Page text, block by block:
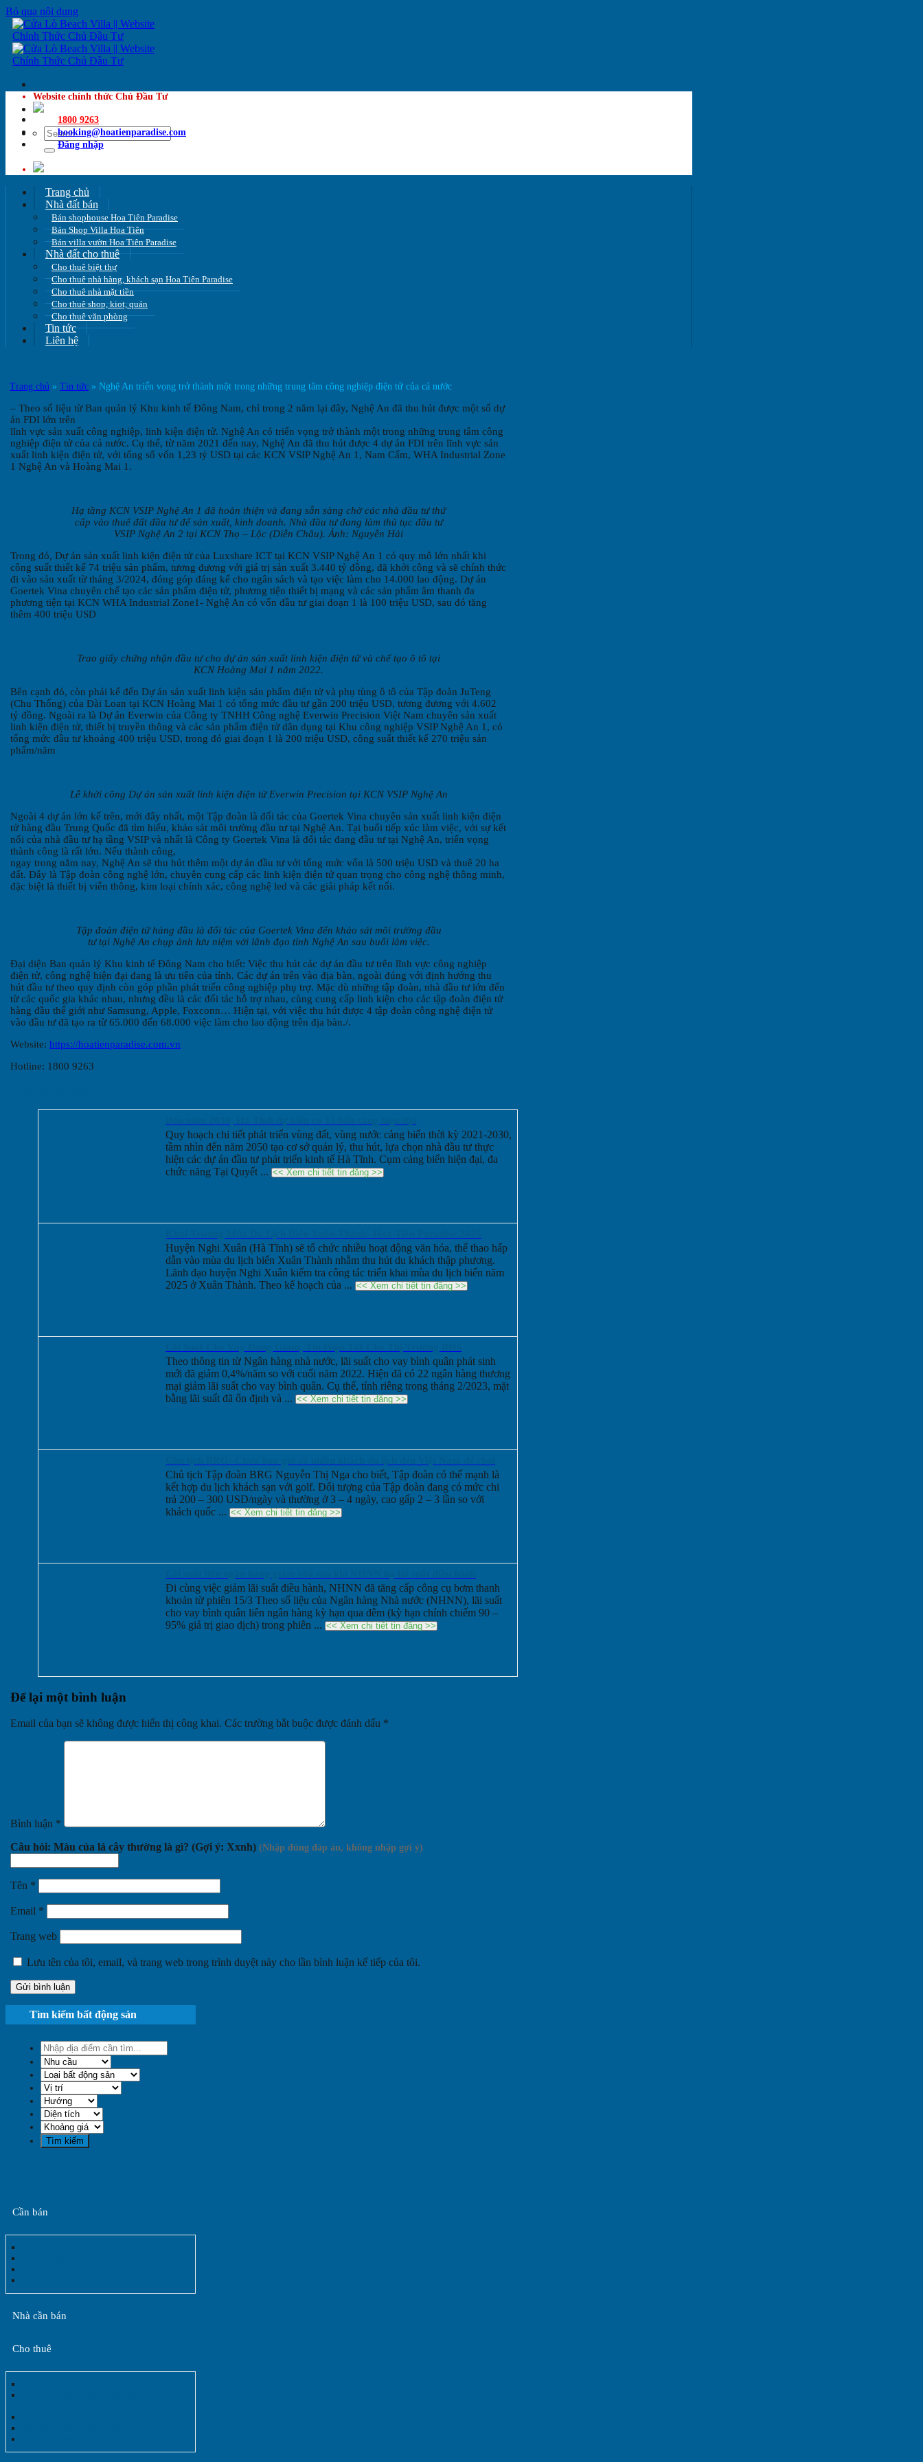
Bỏ qua nội dung
Website chính thức Chủ Đầu Tư
1800 9263
booking@hoatienparadise.com
Đăng nhập
Trang chủ
Nhà đất bán
Bán shophouse Hoa Tiên Paradise
Bán Shop Villa Hoa Tiên
Bán villa vườn Hoa Tiên Paradise
Nhà đất cho thuê
Cho thuê biệt thự
Cho thuê nhà hàng, khách sạn Hoa Tiên Paradise
Cho thuê nhà mặt tiền
Cho thuê shop, kiot, quán
Cho thuê văn phòng
Tin tức
Liên hệ
Trang chủ » Tin tức » Nghệ An triển vọng trở thành một trong những trung tâm công nghiệp điện tử của cả nước
– Theo số liệu từ Ban quản lý Khu kinh tế Đông Nam, chỉ trong 2 năm lại đây, Nghệ An đã thu hút được một số dự
án FDI lớn trên
lĩnh vực sản xuất công nghiệp, linh kiện điện tử. Nghệ An có triển vọng trở thành một trong những trung tâm công
nghiệp điện tử của cả nước. Cụ thể, từ năm 2021 đến nay, Nghệ An đã thu hút được 4 dự án FDI trên lĩnh vực sản
xuất linh kiện điện tử, với tổng số vốn 1,23 tỷ USD tại các KCN VSIP Nghệ An 1, Nam Cấm, WHA Industrial Zone
1 Nghệ An và Hoàng Mai 1.
Hạ tầng KCN VSIP Nghệ An 1 đã hoàn thiện và đang sẵn sàng chờ các nhà đầu tư thứ
cấp vào thuê đất đầu tư để sản xuất, kinh doanh. Nhà đầu tư đang làm thủ tục đầu tư
VSIP Nghệ An 2 tại KCN Thọ – Lộc (Diễn Châu). Ảnh: Nguyễn Hải
Trong đó, Dự án sản xuất linh kiện điện tử của Luxshare ICT tại KCN VSIP Nghệ An 1 có quy mô lớn nhất khi
công suất thiết kế 74 triệu sản phẩm, tương đương với giá trị sản xuất 3.440 tỷ đồng, đã khởi công và sẽ chính thức
đi vào sản xuất từ tháng 3/2024, đóng góp đáng kể cho ngân sách và tạo việc làm cho 14.000 lao động. Dự án
Goertek Vina chuyên chế tạo các sản phẩm điện tử, phương tiện thiết bị mạng và các sản phẩm âm thanh đa
phương tiện tại KCN WHA Industrial Zone1- Nghệ An có vốn đầu tư giai đoạn 1 là 100 triệu USD, sau đó tăng
thêm 400 triệu USD
Trao giấy chứng nhận đầu tư cho dự án sản xuất linh kiện điện tử và chế tạo ô tô tại
KCN Hoàng Mai 1 năm 2022.
Bên cạnh đó, còn phải kể đến Dự án sản xuất linh kiện sản phẩm điện tử và phụ tùng ô tô của Tập đoàn JuTeng
(Chu Thống) của Đài Loan tại KCN Hoàng Mai 1 có tổng mức đầu tư gần 200 triệu USD, tương đương với 4.602
tỷ đồng. Ngoài ra là Dự án Everwin của Công ty TNHH Công nghệ Everwin Precision Việt Nam chuyên sản xuất
linh kiện điện tử, thiết bị truyền thông và các sản phẩm điện tử dân dụng tại Khu công nghiệp VSIP Nghệ An 1, có
tổng mức đầu tư khoảng 400 triệu USD, trong đó giai đoạn 1 là 200 triệu USD, công suất thiết kế 270 triệu sản
phẩm/năm
Lễ khởi công Dự án sản xuất linh kiện điện tử Everwin Precision tại KCN VSIP Nghệ An
Ngoài 4 dự án lớn kể trên, mới đây nhất, một Tập đoàn là đối tác của Goertek Vina chuyên sản xuất linh kiện điện
tử hàng đầu Trung Quốc đã tìm hiểu, khảo sát môi trường đầu tư tại Nghệ An. Tại buổi tiếp xúc làm việc, với sự kết
nối của nhà đầu tư hạ tầng VSIP và nhất là Công ty Goertek Vina là đối tác đang đầu tư tại Nghệ An, triển vọng
thành công là rất lớn. Nếu thành công,
ngay trong năm nay, Nghệ An sẽ thu hút thêm một dự án đầu tư với tổng mức vốn là 500 triệu USD và thuê 20 ha
đất. Đây là Tập đoàn công nghệ lớn, chuyên cung cấp các linh kiện điện tử quan trọng cho công nghệ thông minh,
đặc biệt là thiết bị viễn thông, kim loại chính xác, công nghệ led và các giải pháp kết nối.
Tập đoàn điện tử hàng đầu là đối tác của Goertek Vina đến khảo sát môi trường đầu
tư tại Nghệ An chụp ảnh lưu niệm với lãnh đạo tỉnh Nghệ An sau buổi làm việc.
Đại diện Ban quản lý Khu kinh tế Đông Nam cho biết: Việc thu hút các dự án đầu tư trên lĩnh vực công nghiệp
điện tử, công nghệ hiện đại đang là ưu tiên của tỉnh. Các dự án trên vào địa bàn, ngoài đúng với định hướng thu
hút đầu tư theo quy định còn góp phần phát triển công nghiệp phụ trợ. Mặc dù những tập đoàn, nhà đầu tư lớn đến
từ các quốc gia khác nhau, nhưng đều là các đối tác hỗ trợ nhau, cùng cung cấp linh kiện cho các tập đoàn điện tử
hàng đầu thế giới như Samsung, Apple, Foxconn… Hiện tại, với việc thu hút được 4 tập đoàn công nghệ điện tử
vào đầu tư đã tạo ra từ 65.000 đến 68.000 việc làm cho lao động trên địa bàn./.
Website: https://hoatienparadise.com.vn
Hotline: 1800 9263
Quy hoạch chi tiết phát triển vùng đất, vùng nước cảng biển thời kỳ 2021-2030,
tầm nhìn đến năm 2050 tạo cơ sở quản lý, thu hút, lựa chọn nhà đầu tư thực
hiện các dự án đầu tư phát triển kinh tế Hà Tĩnh. Cụm cảng biển hiện đại, đa
chức năng Tại Quyết ...<< Xem chi tiết tin đăng >>
Huyện Nghi Xuân (Hà Tĩnh) sẽ tổ chức nhiều hoạt động văn hóa, thể thao hấp
dẫn vào mùa du lịch biển Xuân Thành nhằm thu hút du khách thập phương.
Lãnh đạo huyện Nghi Xuân kiểm tra công tác triển khai mùa du lịch biển năm
2025 ở Xuân Thành. Theo kế hoạch của ...<< Xem chi tiết tin đăng >>
Theo thông tin từ Ngân hàng nhà nước, lãi suất cho vay bình quân phát sinh
mới đã giảm 0,4%/năm so với cuối năm 2022. Hiện đã có 22 ngân hàng thương
mại giảm lãi suất cho vay bình quân. Cụ thể, tính riêng trong tháng 2/2023, mặt
bằng lãi suất đã ổn định và ...<< Xem chi tiết tin đăng >>
golf như hiện nay
Chủ tịch Tập đoàn BRG Nguyễn Thị Nga cho biết, Tập đoàn có thế mạnh là
kết hợp du lịch khách sạn với golf. Đối tượng của Tập đoàn đang có mức chi
trả 200 – 300 USD/ngày và thường ở 3 – 4 ngày, cao gấp 2 – 3 lần so với
khách quốc ...<< Xem chi tiết tin đăng >>
Đi cùng việc giảm lãi suất điều hành, NHNN đã tăng cấp công cụ bơm thanh
khoản từ phiên 15/3 Theo số liệu của Ngân hàng Nhà nước (NHNN), lãi suất
cho vay bình quân liên ngân hàng kỳ hạn qua đêm (kỳ hạn chính chiếm 90 –
95% giá trị giao dịch) trong phiên ...<< Xem chi tiết tin đăng >>
Để lại một bình luận
Email của bạn sẽ không được hiển thị công khai. Các trường bắt buộc được đánh dấu *
Bình luận *
Câu hỏi: Màu của lá cây thường là gì? (Gợi ý: Xxnh)
Tên *
Email *
Trang web
Lưu tên của tôi, email, và trang web trong trình duyệt này cho lần bình luận kế tiếp của tôi.
Tìm kiếm bất động sản
Cần bán
Nhà cần bán
Cho thuê